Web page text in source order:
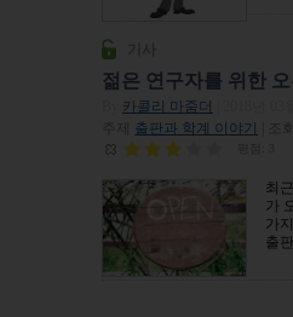
젊은 연구자를 위한
카콜리 마줌더
출판과 학계 이야기
최
가
가
출